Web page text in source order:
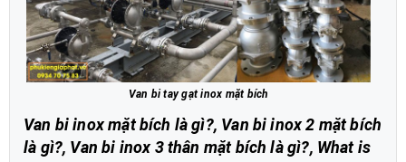
Van bi tay gạt inox mặt bích
Van bi inox mặt bích là gì?, Van bi inox 2 mặt bích
là gì?, Van bi inox 3 thân mặt bích là gì?, What is